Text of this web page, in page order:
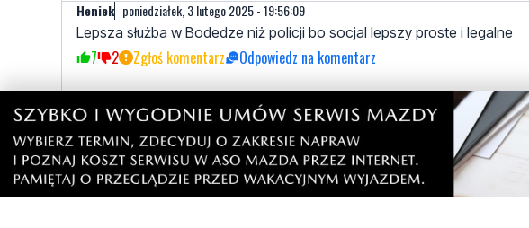
Heniek poniedziałek, 3 lutego 2025 - 19:56:09
Lepsza służba w Bodedze niż policji bo socjal lepszy proste i legalne
7 2 Zgłoś komentarz Odpowiedz na komentarz
poniedziałek, 3 lutego 2025 - 13:38:57
A kiedy zajmą się IPNN , przecie tam prywatny był z publicznych
7 7 Zgłoś komentarz Odpowiedz na komentarz
Ale z ciebie the bill poniedziałek, 3 lutego 2025 - 21:43:51